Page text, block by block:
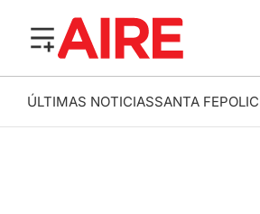
ÚLTIMAS NOTICIASSANTA FE